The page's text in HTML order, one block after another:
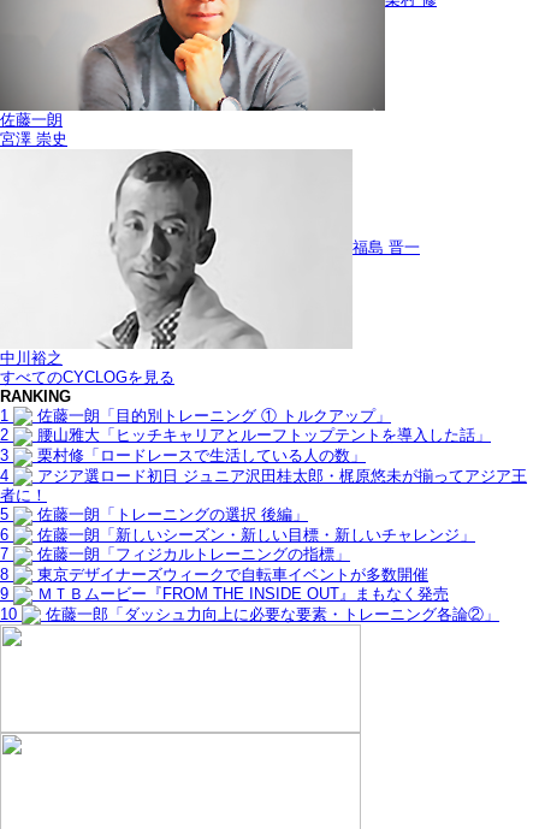
佐藤一朗
宮澤 崇史
福島 晋一
中川裕之
すべてのCYCLOGを見る
RANKING
1
佐藤一朗「目的別トレーニング ① トルクアップ」
2
腰山雅大「ヒッチキャリアとルーフトップテントを導入した話」
3
栗村修「ロードレースで生活している人の数」
4
アジア選ロード初日 ジュニア沢田桂太郎・梶原悠未が揃ってアジア王
者に！
5
佐藤一朗「トレーニングの選択 後編」
6
佐藤一朗「新しいシーズン・新しい目標・新しいチャレンジ」
7
佐藤一朗「フィジカルトレーニングの指標」
8
東京デザイナーズウィークで自転車イベントが多数開催
9
ＭＴＢムービー『FROM THE INSIDE OUT』まもなく発売
10
佐藤一郎「ダッシュ力向上に必要な要素・トレーニング各論②」